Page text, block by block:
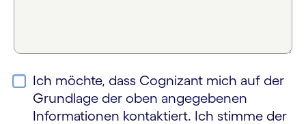
Ich möchte, dass Cognizant mich auf der
Grundlage der oben angegebenen
Informationen kontaktiert. Ich stimme der